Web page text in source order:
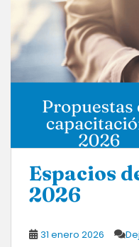
Espacios
2026
31 enero 2026